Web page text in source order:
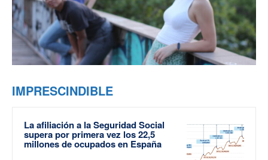
IMPRESCINDIBLE
La afiliación a la Seguridad Social
supera por primera vez los 22,5
millones de ocupados en España